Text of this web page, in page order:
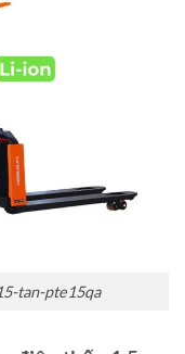
tan-pte15qa